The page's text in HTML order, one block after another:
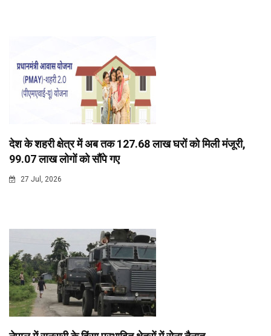
देश के शहरी क्षेत्र में अब तक 127.68 लाख घरों को मिली मंजूरी,
99.07 लाख लोगों को सौंपे गए
27 Jul, 2026